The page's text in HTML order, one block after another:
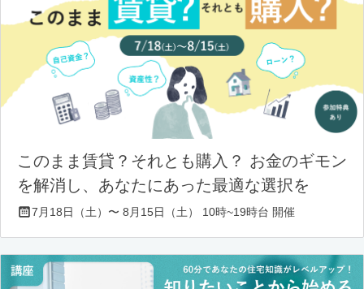
このまま賃貸？それとも購入？ お金のギモン
を解消し、あなたにあった最適な選択を
7月18日（土）〜 8月15日（土） 10時~19時台 開催